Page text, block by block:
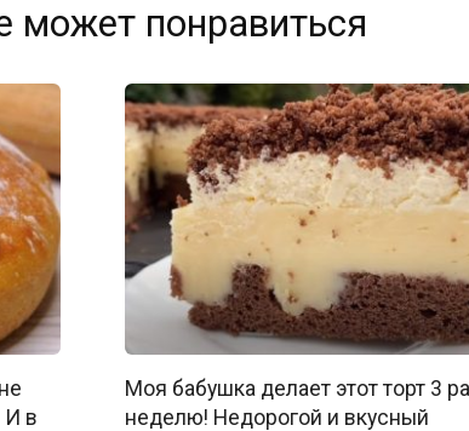
может понравиться
И в
Моя бабушка делает этот торт 3
неделю! Недорогой и вкусный